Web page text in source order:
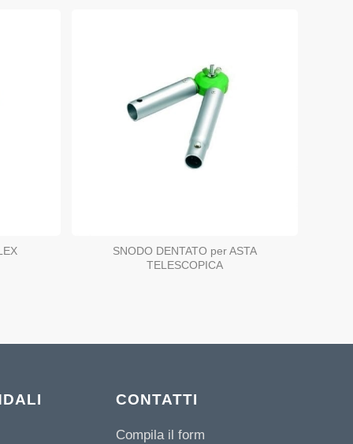
SNODO DENTATO per ASTA
TELESCOPICA
CONTATTI
Compila il form